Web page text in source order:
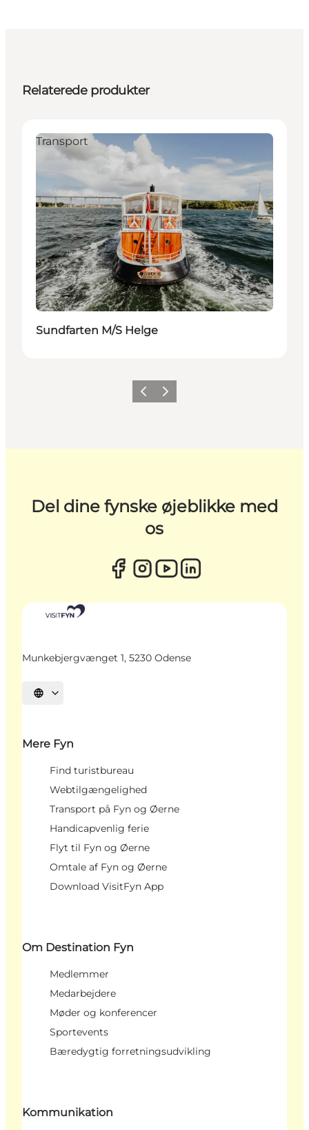
Relaterede produkter
Transport
Sundfarten M/S Helge
ForrigeNæste
Del dine fynske øjeblikke med
os
Munkebjergvænget 1, 5230 Odense
Vælg sprog
Mere Fyn
Find turistbureau
Webtilgængelighed
Transport på Fyn og Øerne
Handicapvenlig ferie
Flyt til Fyn og Øerne
Omtale af Fyn og Øerne
Download VisitFyn App
Om Destination Fyn
Medlemmer
Medarbejdere
Møder og konferencer
Sportevents
Bæredygtig forretningsudvikling
Kommunikation